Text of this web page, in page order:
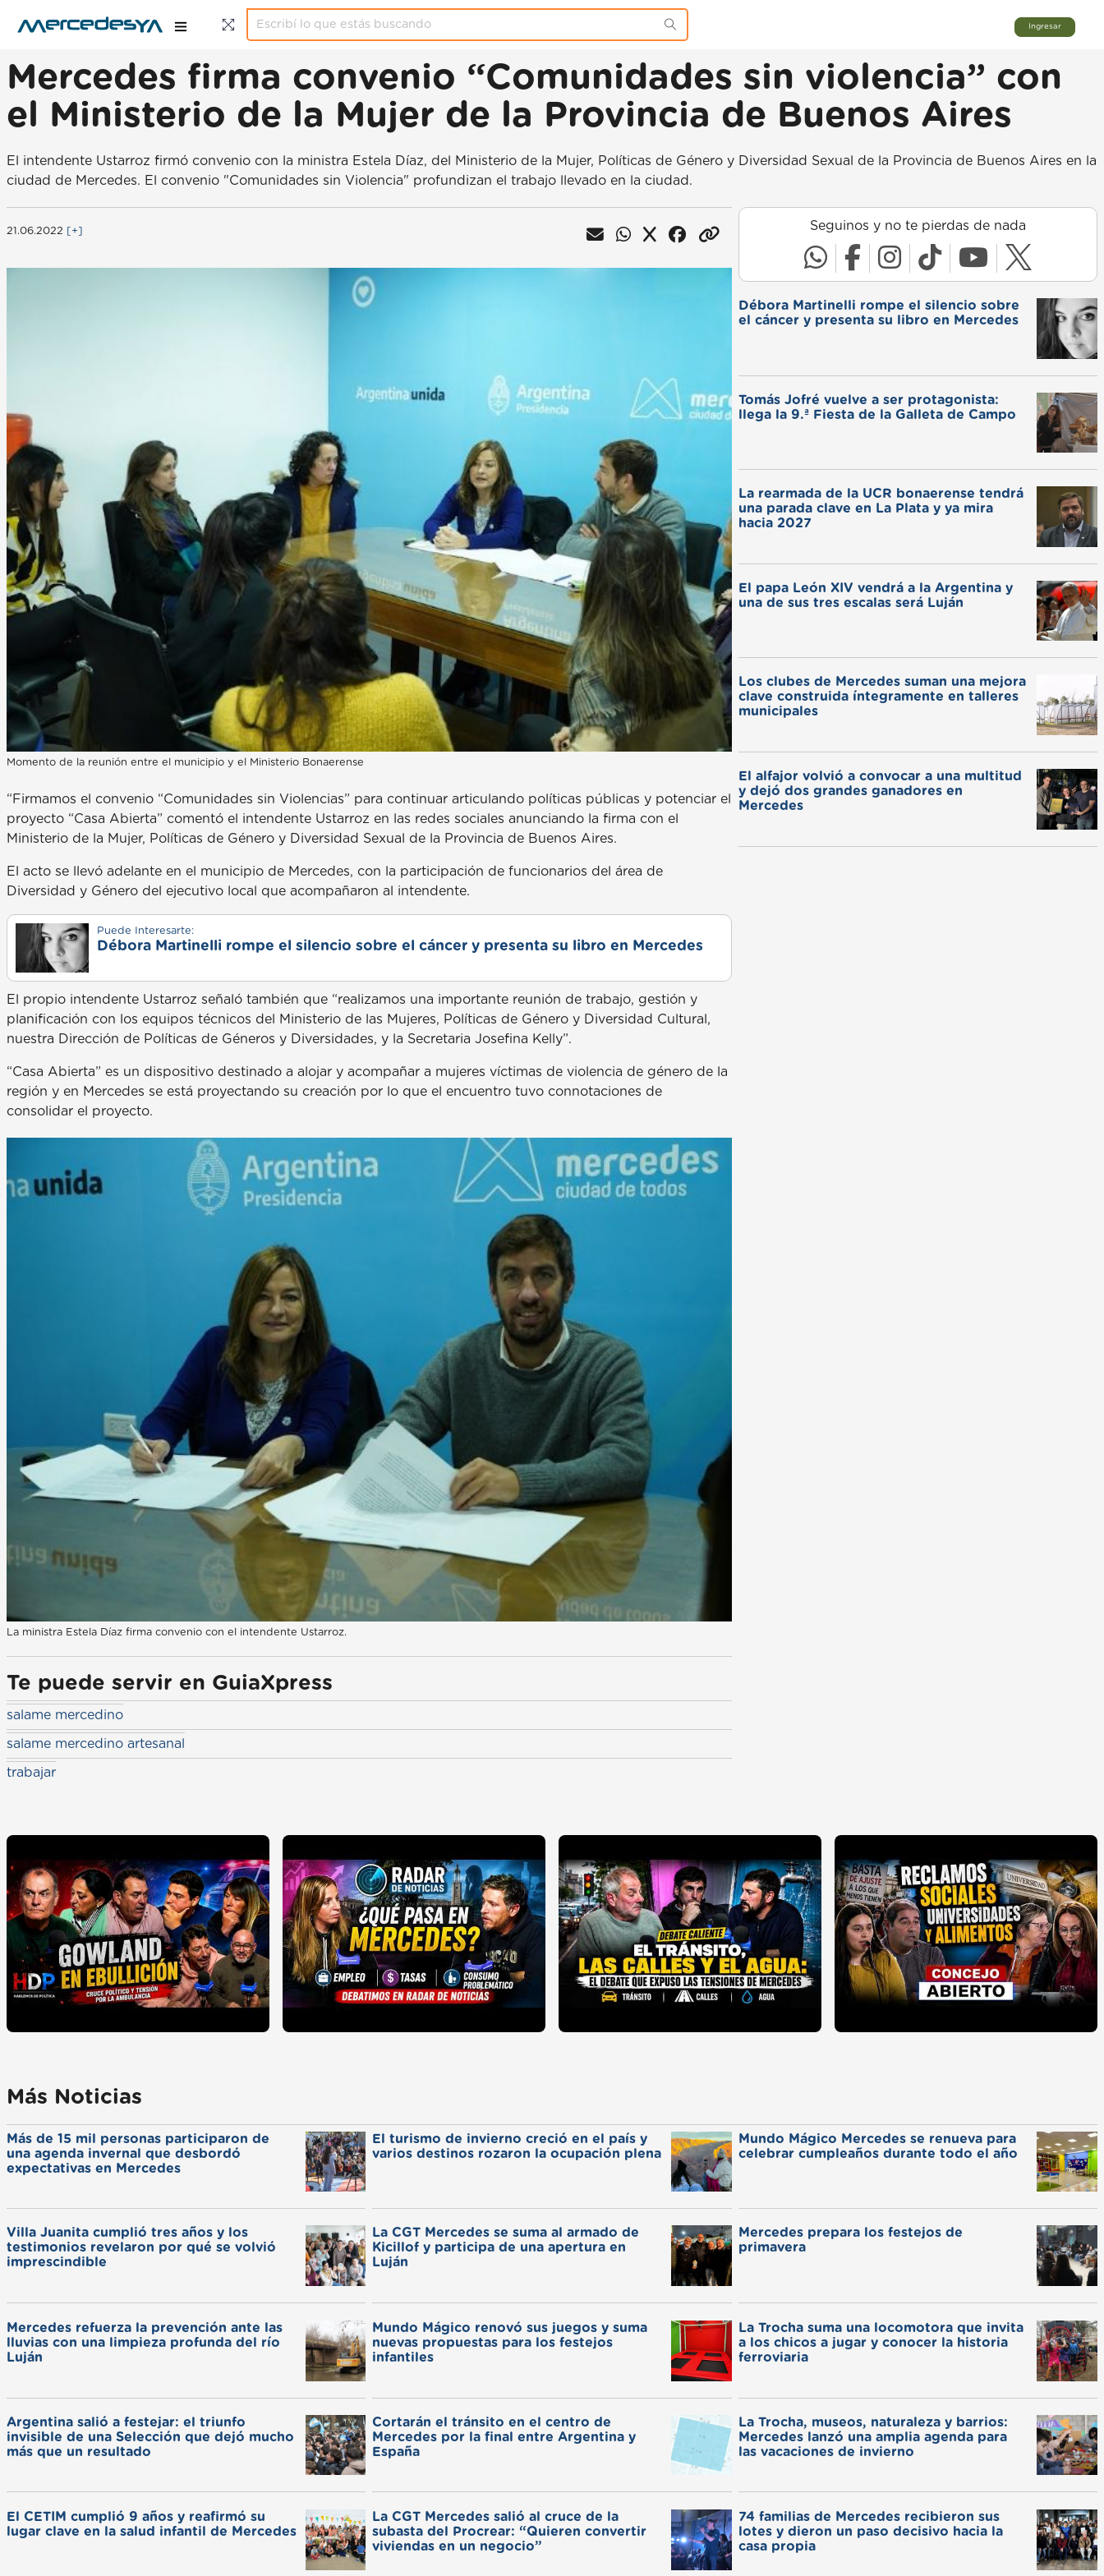
Ingresar
Mercedes firma convenio “Comunidades sin violencia” con
el Ministerio de la Mujer de la Provincia de Buenos Aires
El intendente Ustarroz firmó convenio con la ministra Estela Díaz, del Ministerio de la Mujer, Políticas de Género y Diversidad Sexual de la Provincia de Buenos Aires en la
ciudad de Mercedes. El convenio "Comunidades sin Violencia" profundizan el trabajo llevado en la ciudad.
21.06.2022 [+]
Momento de la reunión entre el municipio y el Ministerio Bonaerense
“Firmamos el convenio “Comunidades sin Violencias” para continuar articulando políticas públicas y potenciar el
proyecto “Casa Abierta” comentó el intendente Ustarroz en las redes sociales anunciando la firma con el
Ministerio de la Mujer, Políticas de Género y Diversidad Sexual de la Provincia de Buenos Aires.
El acto se llevó adelante en el municipio de Mercedes, con la participación de funcionarios del área de
Diversidad y Género del ejecutivo local que acompañaron al intendente.
Puede Interesarte:
Débora Martinelli rompe el silencio sobre el cáncer y presenta su libro en Mercedes
El propio intendente Ustarroz señaló también que “realizamos una importante reunión de trabajo, gestión y
planificación con los equipos técnicos del Ministerio de las Mujeres, Políticas de Género y Diversidad Cultural,
nuestra Dirección de Políticas de Géneros y Diversidades, y la Secretaria Josefina Kelly”.
“Casa Abierta” es un dispositivo destinado a alojar y acompañar a mujeres víctimas de violencia de género de la
región y en Mercedes se está proyectando su creación por lo que el encuentro tuvo connotaciones de
consolidar el proyecto.
La ministra Estela Díaz firma convenio con el intendente Ustarroz.
Te puede servir en GuiaXpress
salame mercedino
salame mercedino artesanal
trabajar
Seguinos y no te pierdas de nada
Débora Martinelli rompe el silencio sobre
el cáncer y presenta su libro en Mercedes
Tomás Jofré vuelve a ser protagonista:
llega la 9.ª Fiesta de la Galleta de Campo
La rearmada de la UCR bonaerense tendrá
una parada clave en La Plata y ya mira
hacia 2027
El papa León XIV vendrá a la Argentina y
una de sus tres escalas será Luján
Los clubes de Mercedes suman una mejora
clave construida íntegramente en talleres
municipales
El alfajor volvió a convocar a una multitud
y dejó dos grandes ganadores en
Mercedes
Más Noticias
Más de 15 mil personas participaron de
una agenda invernal que desbordó
expectativas en Mercedes
El turismo de invierno creció en el país y
varios destinos rozaron la ocupación plena
Mundo Mágico Mercedes se renueva para
celebrar cumpleaños durante todo el año
Villa Juanita cumplió tres años y los
testimonios revelaron por qué se volvió
imprescindible
La CGT Mercedes se suma al armado de
Kicillof y participa de una apertura en
Luján
Mercedes prepara los festejos de
primavera
Mercedes refuerza la prevención ante las
lluvias con una limpieza profunda del río
Luján
Mundo Mágico renovó sus juegos y suma
nuevas propuestas para los festejos
infantiles
La Trocha suma una locomotora que invita
a los chicos a jugar y conocer la historia
ferroviaria
Argentina salió a festejar: el triunfo
invisible de una Selección que dejó mucho
más que un resultado
Cortarán el tránsito en el centro de
Mercedes por la final entre Argentina y
España
La Trocha, museos, naturaleza y barrios:
Mercedes lanzó una amplia agenda para
las vacaciones de invierno
El CETIM cumplió 9 años y reafirmó su
lugar clave en la salud infantil de Mercedes
La CGT Mercedes salió al cruce de la
subasta del Procrear: “Quieren convertir
viviendas en un negocio”
74 familias de Mercedes recibieron sus
lotes y dieron un paso decisivo hacia la
casa propia